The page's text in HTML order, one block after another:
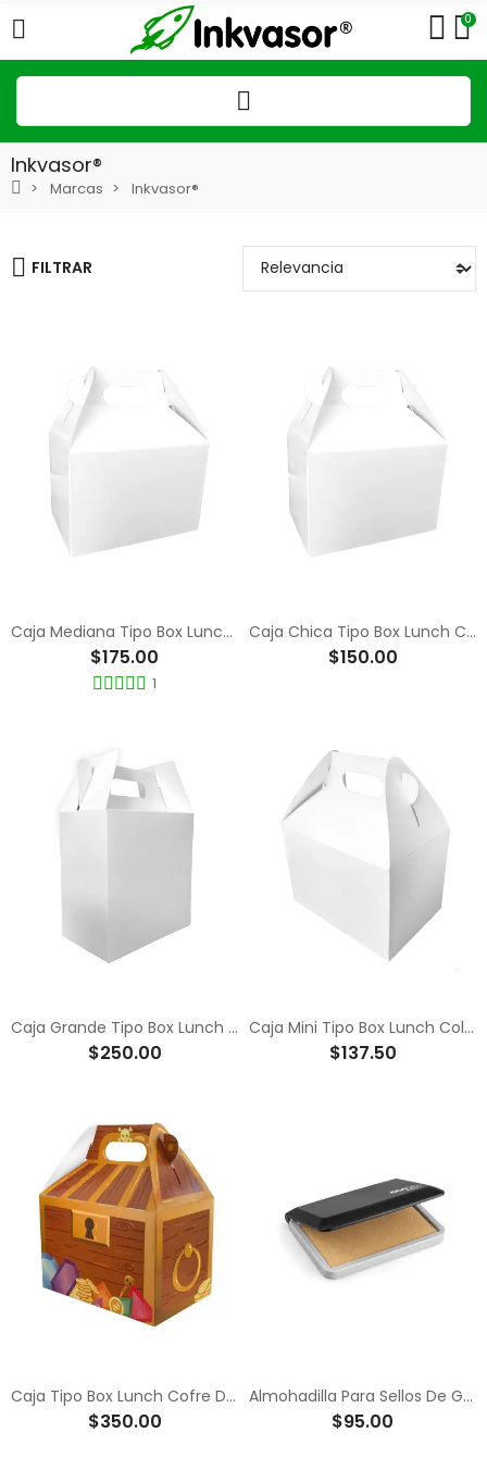
0
Inkvasor®
Marcas Inkvasor®
FILTRAR
Caja Mediana Tipo Box Lunch Color Blanco
$175.00
1
Caja Chica Tipo Box Lunch Color Blanco
$150.00
Caja Grande Tipo Box Lunch Color Blanco
$250.00
Caja Mini Tipo Box Lunch Color Blanco
$137.50
Caja Tipo Box Lunch Cofre Del Tesoro
$350.00
Almohadilla Para Sellos De Goma 9x5cm
$95.00